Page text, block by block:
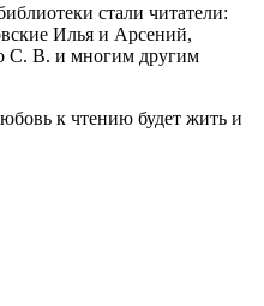
стали читатели:
Илья и Арсений,
С. В. и многим другим
к чтению будет жить и